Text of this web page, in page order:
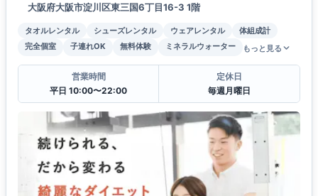
大阪府大阪市淀川区東三国6丁目16-3 1階
タオルレンタル シューズレンタル ウェアレンタル
体組成計
完全個室
子連れOK 無料体験 ミネラルウォーター もっと見る
営業時間
平日 10:00〜22:00
定休日
毎週月曜日